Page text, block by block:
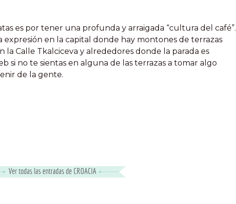
es por tener una profunda y arraigada “cultura del café”.
expresión en la capital donde hay montones de terrazas
la Calle Tkalciceva y alrededores donde la parada es
si no te sientas en alguna de las terrazas a tomar algo
de la gente.